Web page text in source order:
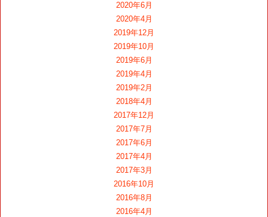
2020年6月
2020年4月
2019年12月
2019年10月
2019年6月
2019年4月
2019年2月
2018年4月
2017年12月
2017年7月
2017年6月
2017年4月
2017年3月
2016年10月
2016年8月
2016年4月